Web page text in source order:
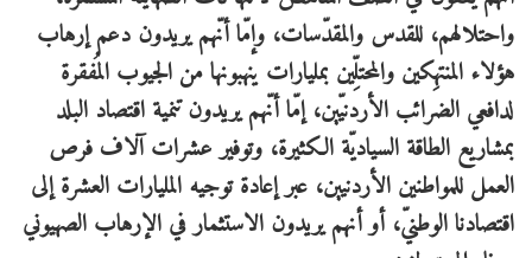
واحتلالهم، للقدس والمقدّسات، وإمّا أنّهم يريدون دعم إرهاب
هؤلاء المنتهِكين والمحتلِّين بمليارات ينهبونها من الجيوب المُفقرة
لدافعي الضرائب الأردنيّين، إمّا أنّهم يريدون تنمية اقتصاد البلد
بمشاريع الطاقة السياديّة الكثيرة، وتوفير عشرات آلاف فرص
العمل للمواطنين الأردنيين، عبر إعادة توجيه المليارات العشرة إلى
اقتصادنا الوطنيّ، أو أنهم يريدون الاستثمار في الإرهاب الصهيوني